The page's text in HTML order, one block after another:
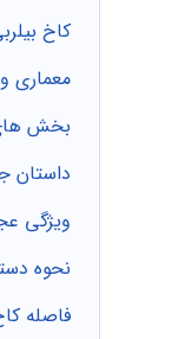
کاخ
معماری
بخش‌
داستان
ویژگی
نحوه
فاصله